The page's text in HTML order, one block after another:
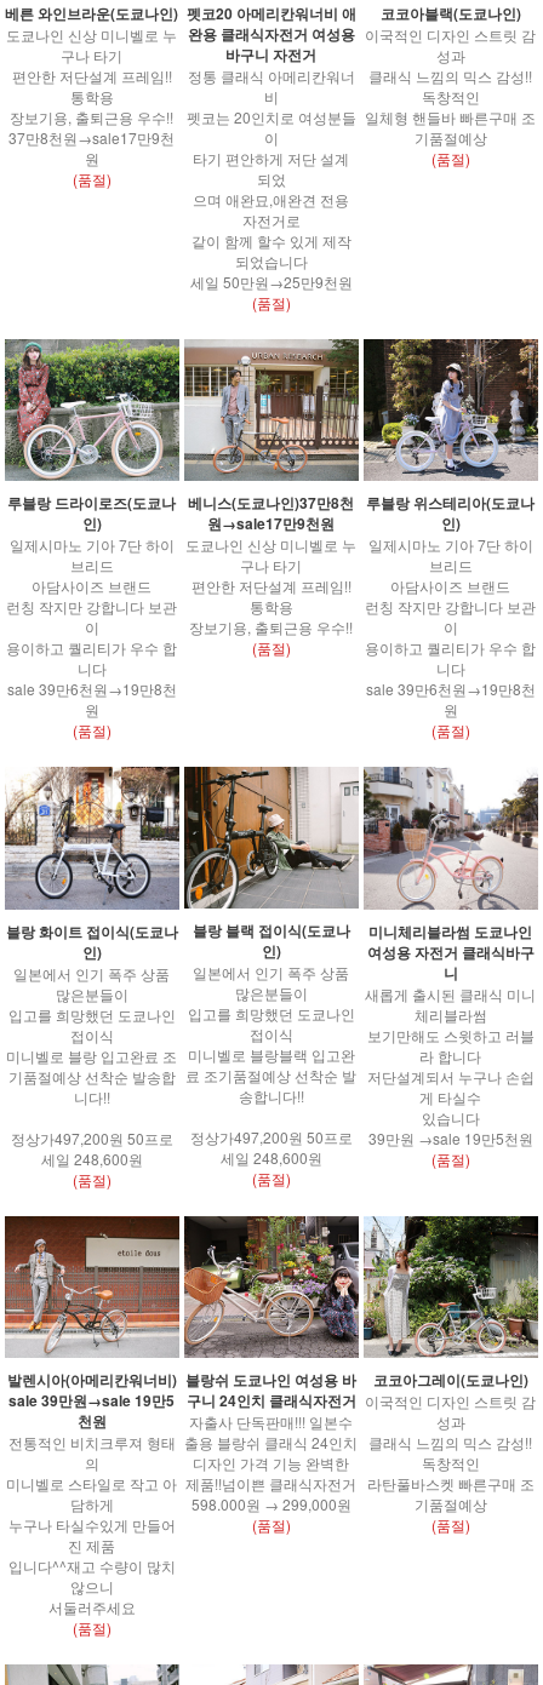
베른 와인브라운(도쿄나인)
도쿄나인 신상 미니벨로 누
구나 타기
편안한 저단설계 프레임!!
통학용
장보기용, 출퇴근용 우수!!
37만8천원→sale17만9천
원
(품절)
펫코20 아메리칸워너비 애
완용 클래식자전거 여성용
바구니 자전거
정통 클래식 아메리칸워너
비
펫코는 20인치로 여성분들
이
타기 편안하게 저단 설계
되었
으며 애완묘,애완견 전용
자전거로
같이 함께 할수 있게 제작
되었습니다
세일 50만원→25만9천원
(품절)
코코아블랙(도쿄나인)
이국적인 디자인 스트릿 감
성과
클래식 느낌의 믹스 감성!!
독창적인
일체형 핸들바 빠른구매 조
기품절예상
(품절)
루블랑 드라이로즈(도쿄나
인)
일제시마노 기아 7단 하이
브리드
아담사이즈 브랜드
런칭 작지만 강합니다 보관
이
용이하고 퀄리티가 우수 합
니다
sale 39만6천원→19만8천
원
(품절)
베니스(도쿄나인)37만8천
원→sale17만9천원
도쿄나인 신상 미니벨로 누
구나 타기
편안한 저단설계 프레임!!
통학용
장보기용, 출퇴근용 우수!!
(품절)
루블랑 위스테리아(도쿄나
인)
일제시마노 기아 7단 하이
브리드
아담사이즈 브랜드
런칭 작지만 강합니다 보관
이
용이하고 퀄리티가 우수 합
니다
sale 39만6천원→19만8천
원
(품절)
블랑 화이트 접이식(도쿄나
인)
일본에서 인기 폭주 상품
많은분들이
입고를 희망했던 도쿄나인
접이식
미니벨로 블랑 입고완료 조
기품절예상 선착순 발송합
니다!!
정상가497,200원 50프로
세일 248,600원
(품절)
블랑 블랙 접이식(도쿄나
인)
일본에서 인기 폭주 상품
많은분들이
입고를 희망했던 도쿄나인
접이식
미니벨로 블랑블랙 입고완
료 조기품절예상 선착순 발
송합니다!!
정상가497,200원 50프로
세일 248,600원
(품절)
미니체리블라썸 도쿄나인
여성용 자전거 클래식바구
니
새롭게 출시된 클래식 미니
체리블라썸
보기만해도 스윗하고 러블
라 합니다
저단설계되서 누구나 손쉽
게 타실수
있습니다
39만원 →sale 19만5천원
(품절)
발렌시아(아메리칸워너비)
sale 39만원→sale 19만5
천원
전통적인 비치크루져 형태
의
미니벨로 스타일로 작고 아
담하게
누구나 타실수있게 만들어
진 제품
입니다^^재고 수량이 많치
않으니
서둘러주세요
(품절)
블랑쉬 도쿄나인 여성용 바
구니 24인치 클래식자전거
자출사 단독판매!!! 일본수
출용 블랑쉬 클래식 24인치
디자인 가격 기능 완벽한
제품!!넘이쁜 클래식자전거
598.000원 → 299,000원
(품절)
코코아그레이(도쿄나인)
이국적인 디자인 스트릿 감
성과
클래식 느낌의 믹스 감성!!
독창적인
라탄풀바스켓 빠른구매 조
기품절예상
(품절)